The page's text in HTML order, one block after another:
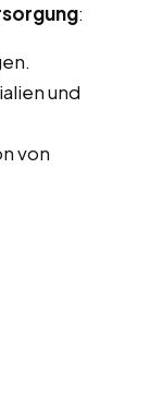
:
und
von